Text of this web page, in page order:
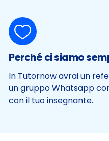
Perché ci siamo
In Tutornow avrai un
un gruppo Whatsapp
con il tuo insegnante.